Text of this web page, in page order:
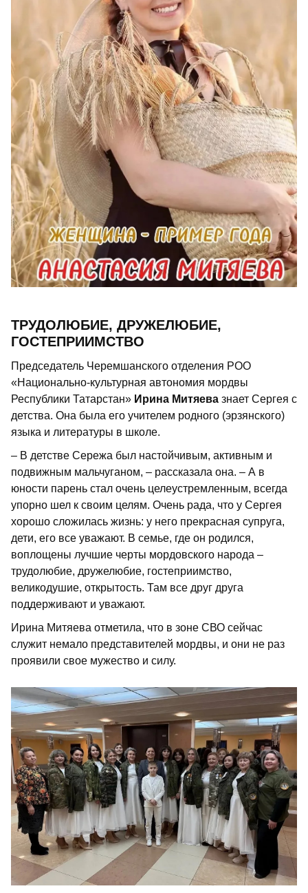
ТРУДОЛЮБИЕ, ДРУЖЕЛЮБИЕ,
ГОСТЕПРИИМСТВО
Председатель Черемшанского отделения РОО
«Национально-культурная автономия мордвы
Республики Татарстан» Ирина Митяева знает Сергея с
детства. Она была его учителем родного (эрзянского)
языка и литературы в школе.
– В детстве Сережа был настойчивым, активным и
подвижным мальчуганом, – рассказала она. – А в
юности парень стал очень целеустремленным, всегда
упорно шел к своим целям. Очень рада, что у Сергея
хорошо сложилась жизнь: у него прекрасная супруга,
дети, его все уважают. В семье, где он родился,
воплощены лучшие черты мордовского народа –
трудолюбие, дружелюбие, гостеприимство,
великодушие, открытость. Там все друг друга
поддерживают и уважают.
Ирина Митяева отметила, что в зоне СВО сейчас
служит немало представителей мордвы, и они не раз
проявили свое мужество и силу.